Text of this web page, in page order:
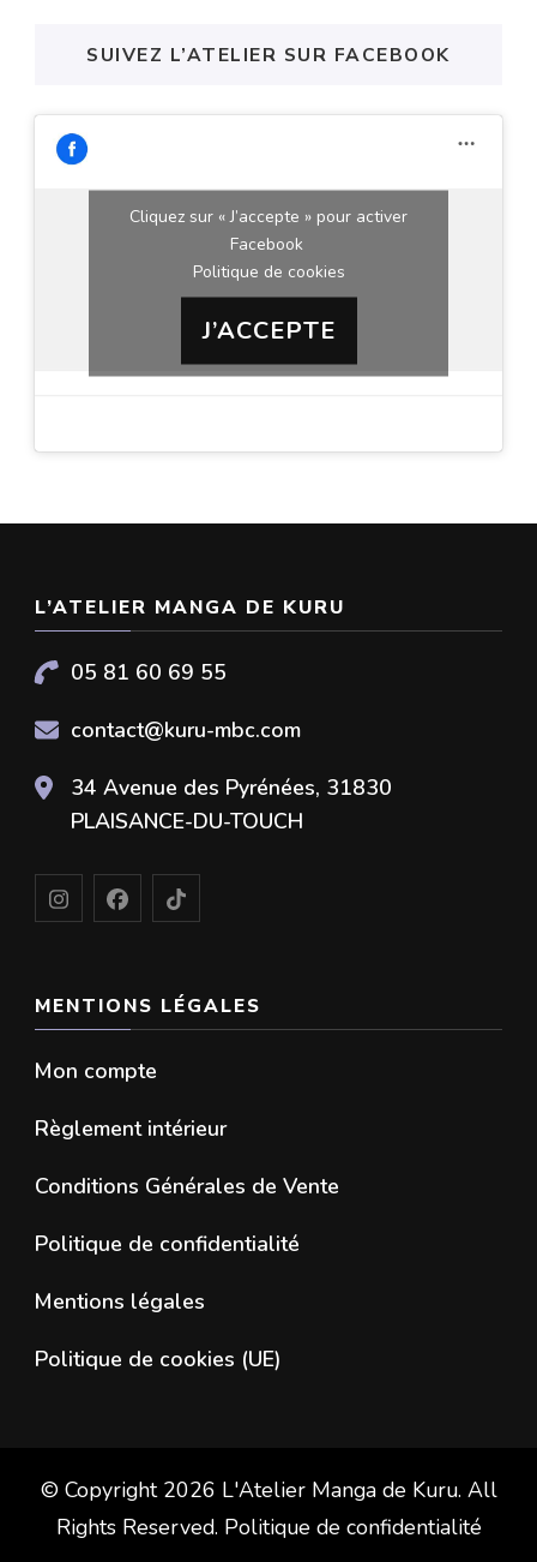
SUIVEZ L’ATELIER SUR FACEBOOK
Cliquez sur « J’accepte » pour activer
Facebook
Politique de cookies
J’ACCEPTE
L’ATELIER MANGA DE KURU
05 81 60 69 55
contact@kuru-mbc.com
34 Avenue des Pyrénées, 31830
PLAISANCE-DU-TOUCH
MENTIONS LÉGALES
Mon compte
Règlement intérieur
Conditions Générales de Vente
Politique de confidentialité
Mentions légales
Politique de cookies (UE)
© Copyright 2026 L'Atelier Manga de Kuru. All
Rights Reserved. Politique de confidentialité